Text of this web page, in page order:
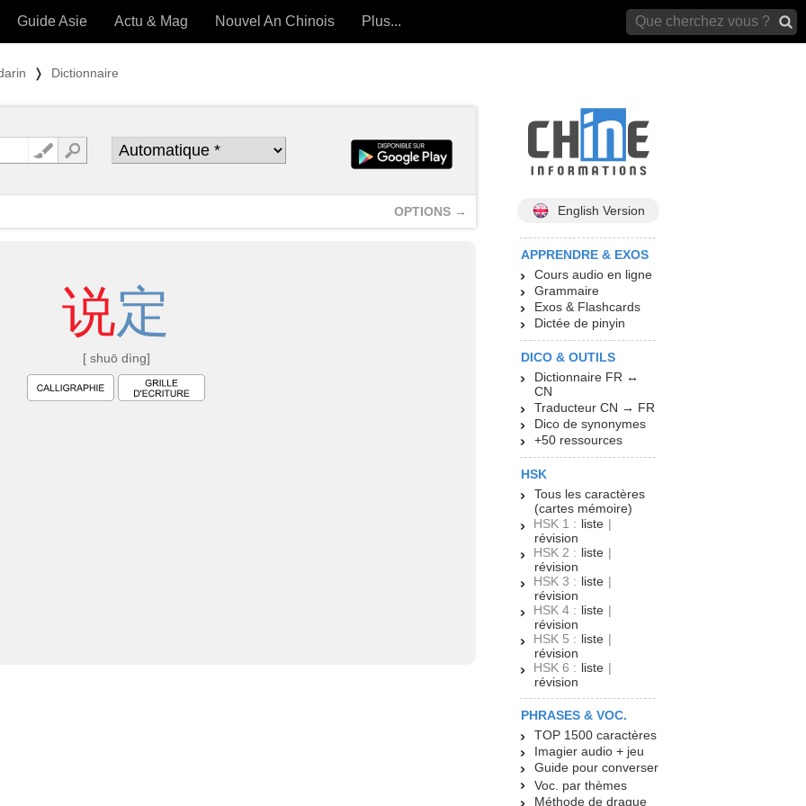
OUTILS) »
Guide Asie Actu & Mag Nouvel An Chinois Plus...
❭ Dictionnaire
OPTIONS →
说定
[ shuō dìng]
English Version
APPRENDRE & EXOS
Cours audio en ligne
Grammaire
Exos & Flashcards
Dictée de pinyin
DICO & OUTILS
Dictionnaire FR ↔
CN
Traducteur CN → FR
Dico de synonymes
+50 ressources
HSK
Tous les caractères
(cartes mémoire)
HSK 1 : liste |
révision
HSK 2 : liste |
révision
HSK 3 : liste |
révision
HSK 4 : liste |
révision
HSK 5 : liste |
révision
HSK 6 : liste |
révision
PHRASES & VOC.
TOP 1500 caractères
Imagier audio + jeu
Guide pour converser
Voc. par thèmes
Méthode de drague